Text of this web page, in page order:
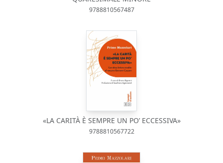
9788810567487
«LA CARITÀ È SEMPRE UN PO’ ECCESSIVA»
9788810567722